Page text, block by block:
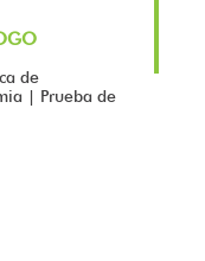
de
| Prueba de